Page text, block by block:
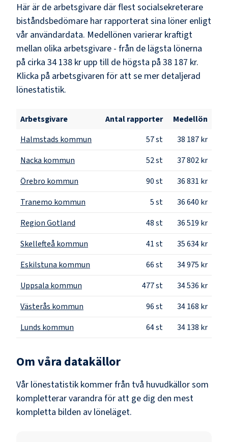
Här är de arbetsgivare där flestsocialsekreterare
biståndsbedömare har rapporterat sina löner enligt
vår användardata. Medellönen varierar kraftigt
mellan olika arbetsgivare - från de lägsta lönerna
på cirka 34 138 kr upp till de högsta på 38 187 kr.
Klicka på arbetsgivaren för att se mer detaljerad
lönestatistik.
Arbetsgivare Antal rapporter
Medellön
Halmstads kommun
57st
38 187 kr
Nacka kommun
52st
37 802 kr
Örebro kommun
90st
36 831 kr
Tranemo kommun
5st
36 640 kr
Region Gotland
48st
36 519 kr
Skellefteå kommun
41st
35 634 kr
Eskilstuna kommun
66st
34 975 kr
Uppsala kommun
477st
34 536 kr
Västerås kommun
96st
34 168 kr
Lunds kommun
64st 34 138 kr
Om våra datakällor
Vår lönestatistik kommer från två huvudkällor som
kompletterar varandra för att ge dig den mest
kompletta bilden av löneläget.